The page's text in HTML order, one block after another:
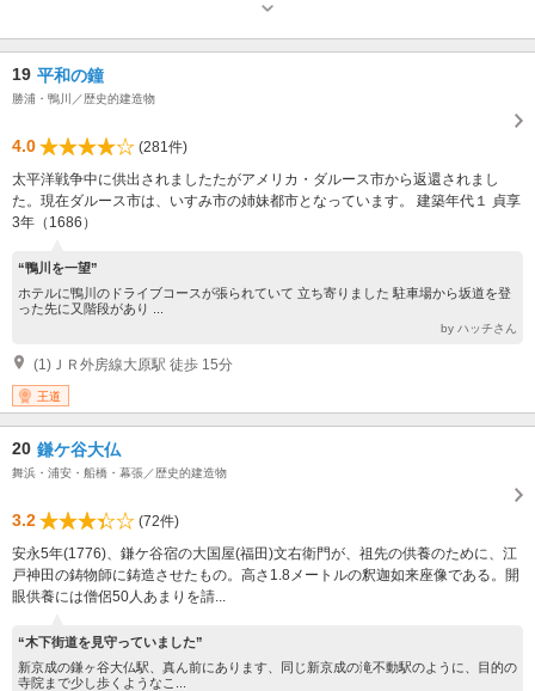
19 平和の鐘
勝浦・鴨川／歴史的建造物
4.0
(281件)
太平洋戦争中に供出されましたたがアメリカ・ダルース市から返還されまし
た。現在ダルース市は、いすみ市の姉妹都市となっています。 建築年代１ 貞享
3年（1686）
“鴨川を一望”
ホテルに鴨川のドライブコースが張られていて 立ち寄りました 駐車場から坂道を登
った先に又階段があり ...
by ハッチさん
(1)ＪＲ外房線大原駅 徒歩 15分
王道
20 鎌ケ谷大仏
舞浜・浦安・船橋・幕張／歴史的建造物
3.2
(72件)
安永5年(1776)、鎌ケ谷宿の大国屋(福田)文右衛門が、祖先の供養のために、江
戸神田の鋳物師に鋳造させたもの。高さ1.8メートルの釈迦如来座像である。開
眼供養には僧侶50人あまりを請...
“木下街道を見守っていました”
新京成の鎌ヶ谷大仏駅、真ん前にあります、同じ新京成の滝不動駅のように、目的の
寺院まで少し歩くようなこ...